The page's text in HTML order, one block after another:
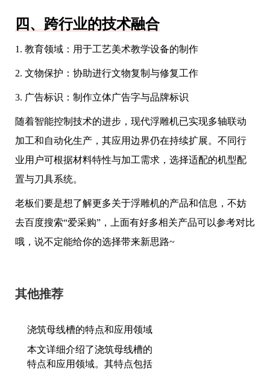
四、跨行业的技术融合
1. 教育领域：用于工艺美术教学设备的制作
2. 文物保护：协助进行文物复制与修复工作
3. 广告标识：制作立体广告字与品牌标识
随着智能控制技术的进步，现代浮雕机已实现多轴联动
加工和自动化生产，其应用边界仍在持续扩展。不同行
业用户可根据材料特性与加工需求，选择适配的机型配
置与刀具系统。
老板们要是想了解更多关于浮雕机的产品和信息，不妨
去百度搜索“爱采购”，上面有好多相关产品可以参考对比
哦，说不定能给你的选择带来新思路~
其他推荐
浇筑母线槽的特点和应用领域
本文详细介绍了浇筑母线槽的
特点和应用领域。其特点包括